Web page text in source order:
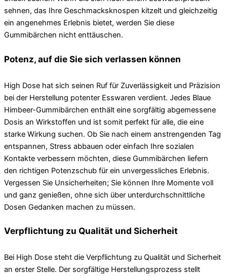
sehnen, das Ihre Geschmacksknospen kitzelt und gleichzeitig
ein angenehmes Erlebnis bietet, werden Sie diese
Gummibärchen nicht enttäuschen.
Potenz, auf die Sie sich verlassen können
High Dose hat sich seinen Ruf für Zuverlässigkeit und Präzision
bei der Herstellung potenter Esswaren verdient. Jedes Blaue
Himbeer-Gummibärchen enthält eine sorgfältig abgemessene
Dosis an Wirkstoffen und ist somit perfekt für alle, die eine
starke Wirkung suchen. Ob Sie nach einem anstrengenden Tag
entspannen, Stress abbauen oder einfach Ihre sozialen
Kontakte verbessern möchten, diese Gummibärchen liefern
den richtigen Potenzschub für ein unvergessliches Erlebnis.
Vergessen Sie Unsicherheiten; Sie können Ihre Momente voll
und ganz genießen, ohne sich über unterdurchschnittliche
Dosen Gedanken machen zu müssen.
Verpflichtung zu Qualität und Sicherheit
Bei High Dose steht die Verpflichtung zu Qualität und Sicherheit
an erster Stelle. Der sorgfältige Herstellungsprozess stellt